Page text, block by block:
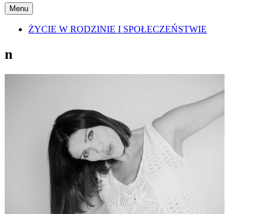
Menu
ŻYCIE W RODZINIE I SPOŁECZEŃSTWIE
n